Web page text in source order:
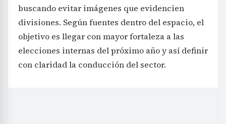
buscando evitar imágenes que evidencien
divisiones. Según fuentes dentro del espacio, el
objetivo es llegar con mayor fortaleza a las
elecciones internas del próximo año y así definir
con claridad la conducción del sector.